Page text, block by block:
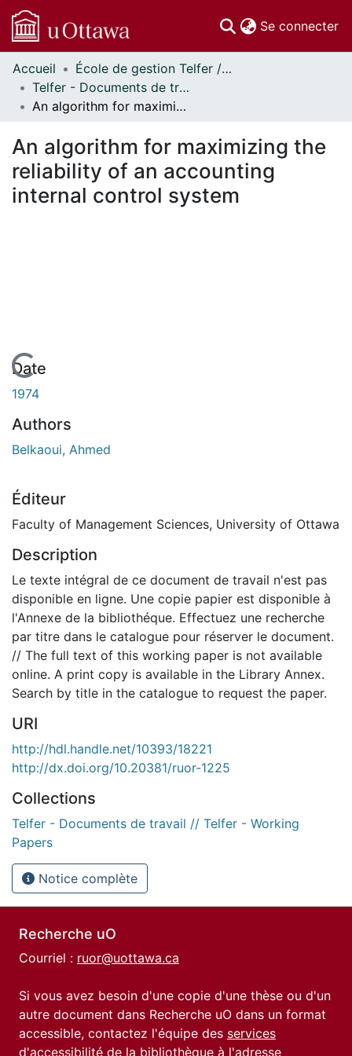
Se connecter
Communautés
et collections
Parcourir
À propos
Accueil
École de gestion Telfer // Telfer School of Management
Telfer - Documents de travail // Telfer - Working Papers
An algorithm for maximizing the reliability of an accounting internal control system
An algorithm for maximizing the
reliability of an accounting
internal control system
En cours de chargement...
Date
1974
Authors
Belkaoui, Ahmed
Éditeur
Faculty of Management Sciences, University of Ottawa
Description
Le texte intégral de ce document de travail n'est pas
disponible en ligne. Une copie papier est disponible à
l'Annexe de la bibliothéque. Effectuez une recherche
par titre dans le catalogue pour réserver le document.
// The full text of this working paper is not available
online. A print copy is available in the Library Annex.
Search by title in the catalogue to request the paper.
URI
http://hdl.handle.net/10393/18221
http://dx.doi.org/10.20381/ruor-1225
Collections
Telfer - Documents de travail // Telfer - Working
Papers
Notice complète
Recherche uO
Courriel : ruor@uottawa.ca
Si vous avez besoin d'une copie d'une thèse ou d'un
autre document dans Recherche uO dans un format
accessible, contactez l'équipe des services
d'accessibilité de la bibliothèque à l'adresse